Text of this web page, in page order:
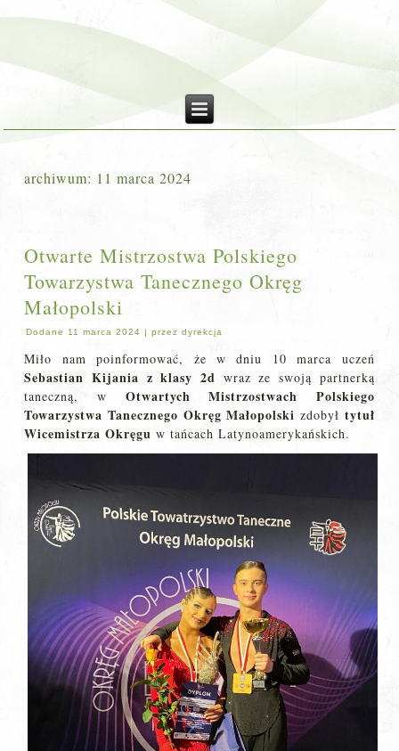
archiwum: 11 marca 2024
Otwarte Mistrzostwa Polskiego
Towarzystwa Tanecznego Okręg
Małopolski
Dodane 11 marca 2024 |przez dyrekcja
Miło nam poinformować, że w dniu 10 marca uczeń
Sebastian Kijania z klasy 2d wraz ze swoją partnerką
taneczną, w Otwartych Mistrzostwach Polskiego
Towarzystwa Tanecznego Okręg Małopolski zdobył tytuł
Wicemistrza Okręgu w tańcach Latynoamerykańskich.